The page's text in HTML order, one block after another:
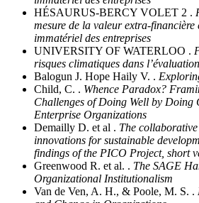
HÉSAURUS-BERCY VOLET 2 .
mesure de la valeur extra-
immatériel des entreprises
UNIVERSITY OF WATERLOO .
risques climatiques dans
Balogun J. Hope Haily V. .
Child, C. . Whence Paradox?
Challenges of Doing Well by Doing
Enterprise Organizations
Demailly D. et al . The
innovations for sustainable
findings of the PICO Project, short
Greenwood R. et al. . The SAGE
Organizational Institutionalism
Van de Ven, A. H., & Poole, M. S. .